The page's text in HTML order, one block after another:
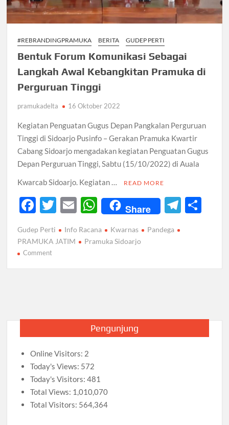
#REBRANDINGPRAMUKA BERITA GUDEP PERTI
Bentuk Forum Komunikasi Sebagai
Langkah Awal Kebangkitan Pramuka di
Perguruan Tinggi
pramukadelta 16 Oktober 2022
Kegiatan Penguatan Gugus Depan Pangkalan Perguruan
Tinggi di Sidoarjo Pusinfo – Gerakan Pramuka Kwartir
Cabang Sidoarjo mengadakan kegiatan Penguatan Gugus
Depan Perguruan Tinggi, Sabtu (15/10/2022) di Auala
Kwarcab Sidoarjo. Kegiatan …
READ MORE
F
e
b
o
T
itt
E
ail
W
at
A
Share
T
a
Gudep Perti Info Racana Kwarnas
Pandega
PRAMUKA JATIM
Pramuka Sidoarjo
Commenton
Awal
di
Perguruan
Tinggi
Pengunjung
Online Visitors: 2
Today's Views: 572
Today's Visitors:481
Total Views: 1,010,070
Total Visitors: 564,364